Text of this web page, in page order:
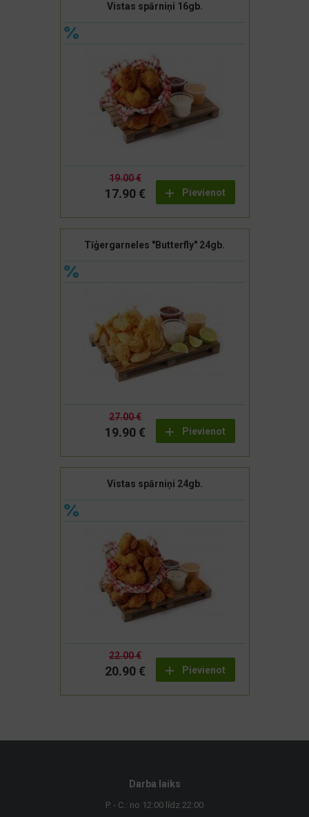
Vistas spārniņi 16gb.
Pievienot
19.00 €
17.90 €
Tīģergarneles "Butterfly" 24gb.
Pievienot
27.00 €
19.90 €
Vistas spārniņi 24gb.
Pievienot
22.00 €
20.90 €
Darba laiks
P. - C.: no 12:00 līdz 22:00